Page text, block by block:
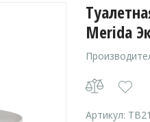
Merida
Артикул: